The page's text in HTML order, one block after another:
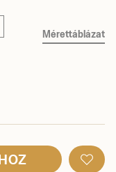
Mérettáblázat